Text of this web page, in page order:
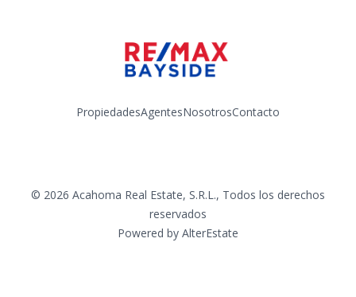
PropiedadesAgentesNosotrosContacto
© 2026 Acahoma Real Estate, S.R.L., Todos los derechos
reservados
Powered by AlterEstate